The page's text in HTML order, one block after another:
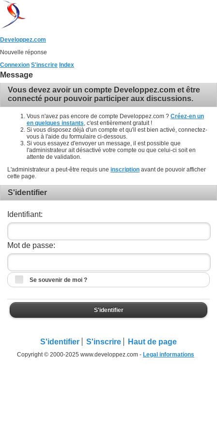
Developpez.com
Nouvelle réponse
Connexion S'inscrire Index
Message
Vous devez avoir un compte Developpez.com et être
connecté pour pouvoir participer aux discussions.
Vous n'avez pas encore de compte Developpez.com ? Créez-en un
en quelques instants , c'est entièrement gratuit !
Si vous disposez déjà d'un compte et qu'il est bien activé, connectez-
vous à l'aide du formulaire ci-dessous.
Si vous essayez d'envoyer un message, il est possible que
l'administrateur ait désactivé votre compte ou que celui-ci soit en
attente de validation.
L'administrateur a peut-être requis une inscription avant de pouvoir afficher
cette page.
S'identifier
Identifiant:
Mot de passe:
Se souvenir de moi ?
S'identifier
S'identifier S'inscrire Haut de page
Copyright © 2000-2025 www.developpez.com - Legal informations